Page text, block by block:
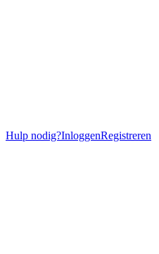
Hulp nodig?InloggenRegistreren